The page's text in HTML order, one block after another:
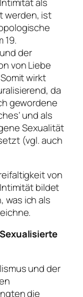
als
werden, ist
19.
der
von Liebe
wirkt
da
gewordene
und als
Sexualität
(vgl. auch
von
bildet
was ich als
und der
die